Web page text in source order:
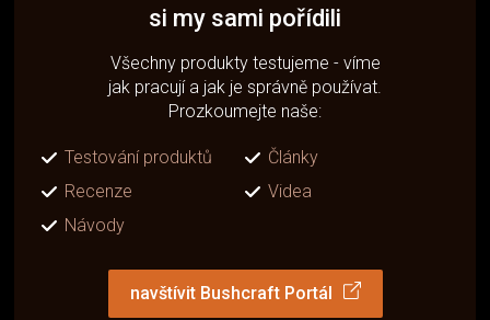
si my sami pořídili
Všechny produkty testujeme - víme
jak pracují a jak je správně používat.
Prozkoumejte naše:
Testování produktů
Články
Recenze
Videa
Návody
navštívit Bushcraft Portál